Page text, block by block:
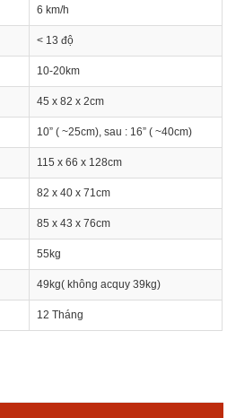
6 km/h
< 13 độ
10-20km
45 x 82 x 2cm
10” ( ~25cm), sau : 16” ( ~40cm)
115 x 66 x 128cm
82 x 40 x 71cm
85 x 43 x 76cm
55kg
49kg( không acquy 39kg)
12 Tháng